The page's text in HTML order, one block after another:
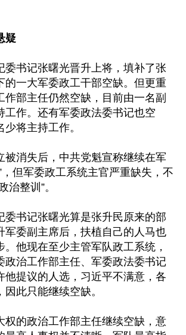
疑
委书记张曙光晋升上将，填补了张
的一大军委政工干部空缺。但更重
作部主任仍然空缺，目前由一名副
工作。还有军委政法委书记也空
将主持工作。
被消失后，中共党魁宣称继续在军
，但军委政工系统主官严重缺失，不
治整训”。
委书记张曙光算是张升民原来的部
军委副主席后，扶植自己的人马也
。他现在至少主管军队政工系统，
政治工作部主任、军委政法委书记
他提议的人选，习近平不满意，各
此只能继续空缺。
权的政治工作部主任继续空缺，意